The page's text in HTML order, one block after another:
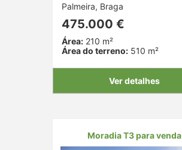
Palmeira, Braga
475.000 €
Área:210 m²
Área do terreno:510 m²
Ver detalhes
Moradia T3 para venda